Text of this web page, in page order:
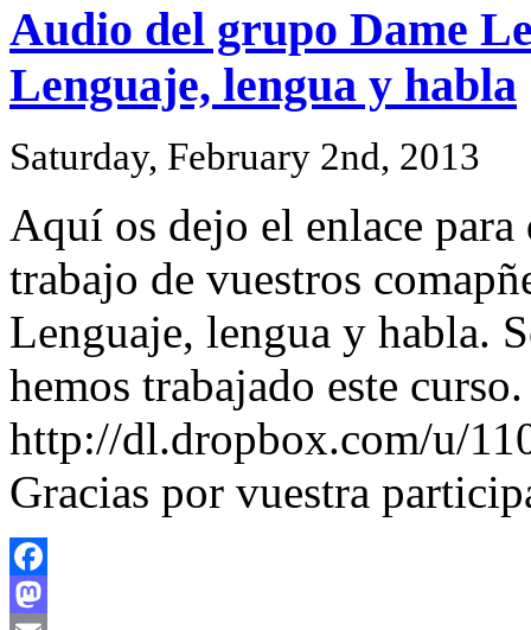
Audio del grupo Dame
Lenguaje, lengua y habla
Saturday, February 2nd, 2013
Aquí os dejo el enlace
trabajo de vuestros
Lenguaje, lengua y habla.
hemos trabajado este curso.
http://dl.dropbox.com/u/
Gracias por vuestra
Facebook